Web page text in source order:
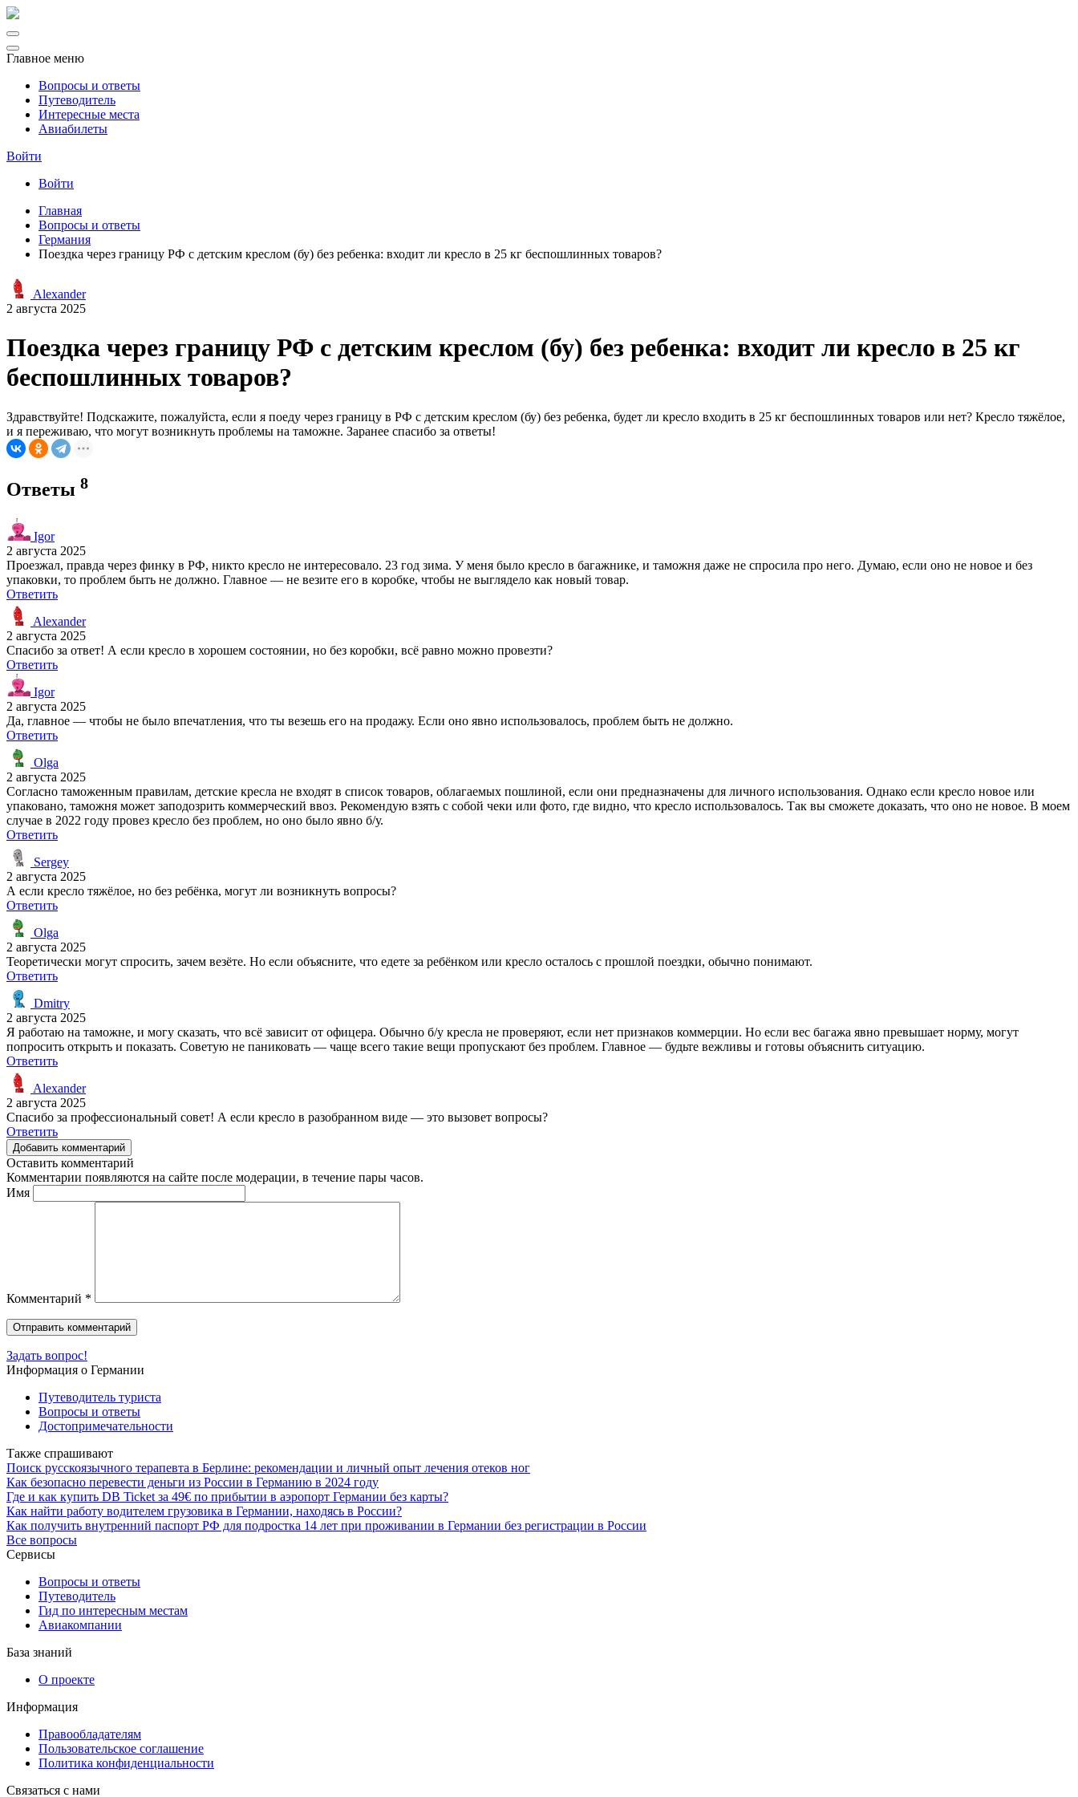
Главное меню
Вопросы и ответы
Путеводитель
Интересные места
Авиабилеты
Войти
Войти
Главная
Вопросы и ответы
Германия
Поездка через границу РФ с детским креслом (бу) без ребенка: входит ли кресло в 25 кг беспошлинных товаров?
Alexander
2 августа 2025
Поездка через границу РФ с детским креслом (бу) без ребенка: входит ли кресло в 25 кг
беспошлинных товаров?
Здравствуйте! Подскажите, пожалуйста, если я поеду через границу в РФ с детским креслом (бу) без ребенка, будет ли кресло входить в 25 кг беспошлинных товаров или нет? Кресло тяжёлое,
и я переживаю, что могут возникнуть проблемы на таможне. Заранее спасибо за ответы!
Ответы 8
Igor
2 августа 2025
Проезжал, правда через финку в РФ, никто кресло не интересовало. 23 год зима. У меня было кресло в багажнике, и таможня даже не спросила про него. Думаю, если оно не новое и без
упаковки, то проблем быть не должно. Главное — не везите его в коробке, чтобы не выглядело как новый товар.
Ответить
Alexander
2 августа 2025
Спасибо за ответ! А если кресло в хорошем состоянии, но без коробки, всё равно можно провезти?
Ответить
Igor
2 августа 2025
Да, главное — чтобы не было впечатления, что ты везешь его на продажу. Если оно явно использовалось, проблем быть не должно.
Ответить
Olga
2 августа 2025
Согласно таможенным правилам, детские кресла не входят в список товаров, облагаемых пошлиной, если они предназначены для личного использования. Однако если кресло новое или
упаковано, таможня может заподозрить коммерческий ввоз. Рекомендую взять с собой чеки или фото, где видно, что кресло использовалось. Так вы сможете доказать, что оно не новое. В моем
случае в 2022 году провез кресло без проблем, но оно было явно б/у.
Ответить
Sergey
2 августа 2025
А если кресло тяжёлое, но без ребёнка, могут ли возникнуть вопросы?
Ответить
Olga
2 августа 2025
Теоретически могут спросить, зачем везёте. Но если объясните, что едете за ребёнком или кресло осталось с прошлой поездки, обычно понимают.
Ответить
Dmitry
2 августа 2025
Я работаю на таможне, и могу сказать, что всё зависит от офицера. Обычно б/у кресла не проверяют, если нет признаков коммерции. Но если вес багажа явно превышает норму, могут
попросить открыть и показать. Советую не паниковать — чаще всего такие вещи пропускают без проблем. Главное — будьте вежливы и готовы объяснить ситуацию.
Ответить
Alexander
2 августа 2025
Спасибо за профессиональный совет! А если кресло в разобранном виде — это вызовет вопросы?
Ответить
Добавить комментарий
Оставить комментарий
Комментарии появляются на сайте после модерации, в течение пары часов.
Имя
Комментарий *
Задать вопрос!
Информация о Германии
Путеводитель туриста
Вопросы и ответы
Достопримечательности
Также спрашивают
Поиск русскоязычного терапевта в Берлине: рекомендации и личный опыт лечения отеков ног
Как безопасно перевести деньги из России в Германию в 2024 году
Где и как купить DB Ticket за 49€ по прибытии в аэропорт Германии без карты?
Как найти работу водителем грузовика в Германии, находясь в России?
Как получить внутренний паспорт РФ для подростка 14 лет при проживании в Германии без регистрации в России
Все вопросы
Сервисы
Вопросы и ответы
Путеводитель
Гид по интересным местам
Авиакомпании
База знаний
О проекте
Информация
Правообладателям
Пользовательское соглашение
Политика конфиденциальности
Связаться с нами